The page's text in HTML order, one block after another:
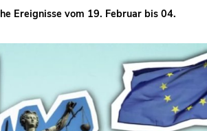
Ereignisse vom 19. Februar bis 04.